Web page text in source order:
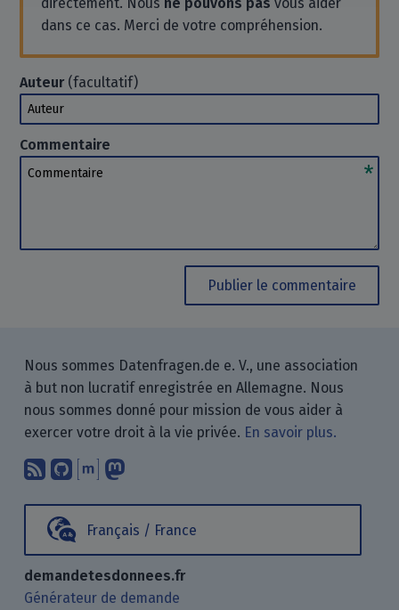
dans ce cas. Merci de votre compréhension.
Auteur(facultatif)
Auteur
Commentaire
Commentaire
Publier le commentaire
Nous sommes Datenfragen.de e. V., une association
à but non lucratif enregistrée en Allemagne. Nous
nous sommes donné pour mission de vous aider à
exercer votre droit à la vie privée. En savoir plus.
Abonnez-vous à notre blog en
Nous trouver sur GitHub.
Échanger avec nous via Matrix.
Français / France
demandetesdonnees.fr
Générateur de demande